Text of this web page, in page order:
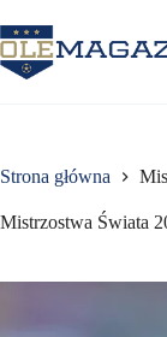
do
treści
Strona główna
Mistrzostwa Świata